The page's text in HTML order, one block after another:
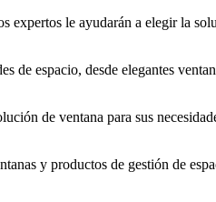
le ayudarán a elegir la
espacio, desde elegantes
de ventana para sus
y productos de gestión de